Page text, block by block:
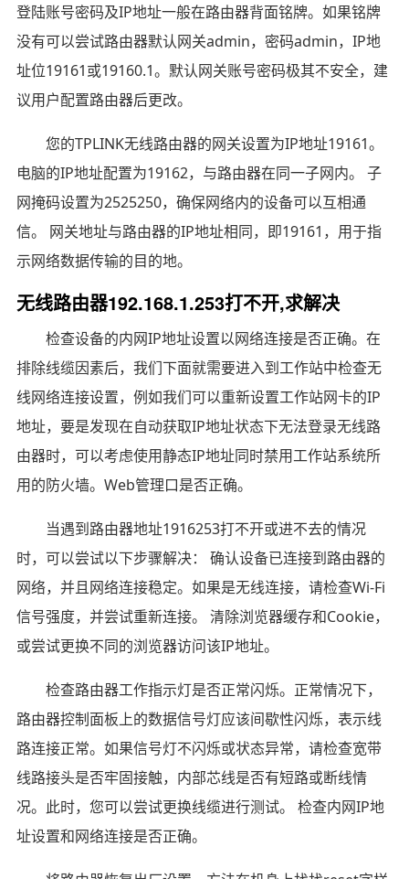
登陆账号密码及IP地址一般在路由器背面铭牌。如果铭牌
没有可以尝试路由器默认网关admin，密码admin，IP地
址位19161或19160.1。默认网关账号密码极其不安全，建
议用户配置路由器后更改。
您的TPLINK无线路由器的网关设置为IP地址19161。
电脑的IP地址配置为19162，与路由器在同一子网内。 子
网掩码设置为2525250，确保网络内的设备可以互相通
信。 网关地址与路由器的IP地址相同，即19161，用于指
示网络数据传输的目的地。
无线路由器192.168.1.253打不开,求解决
检查设备的内网IP地址设置以网络连接是否正确。在
排除线缆因素后，我们下面就需要进入到工作站中检查无
线网络连接设置，例如我们可以重新设置工作站网卡的IP
地址，要是发现在自动获取IP地址状态下无法登录无线路
由器时，可以考虑使用静态IP地址同时禁用工作站系统所
用的防火墙。Web管理口是否正确。
当遇到路由器地址1916253打不开或进不去的情况
时，可以尝试以下步骤解决： 确认设备已连接到路由器的
网络，并且网络连接稳定。如果是无线连接，请检查Wi-Fi
信号强度，并尝试重新连接。 清除浏览器缓存和Cookie，
或尝试更换不同的浏览器访问该IP地址。
检查路由器工作指示灯是否正常闪烁。正常情况下，
路由器控制面板上的数据信号灯应该间歇性闪烁，表示线
路连接正常。如果信号灯不闪烁或状态异常，请检查宽带
线路接头是否牢固接触，内部芯线是否有短路或断线情
况。此时，您可以尝试更换线缆进行测试。 检查内网IP地
址设置和网络连接是否正确。